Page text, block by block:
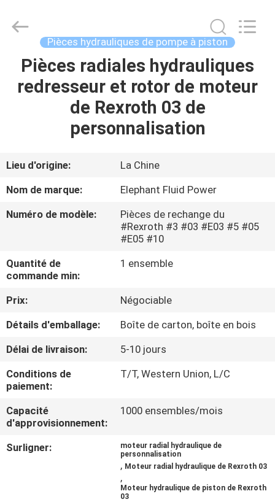
MAISON
PRODUITS
SUJET
DE
NOUS
D'USINE
CONTRÔLE
DE
QUALITÉ
CONTACTEZ-
NOUS
NOUVELLES
Elephant
Fluid
Reserved.
Pièces hydrauliques de pompe à piston
Pièces radiales hydrauliques
redresseur et rotor de moteur
de Rexroth 03 de
personnalisation
Lieu d'origine:
La Chine
Nom de marque:
Elephant Fluid Power
Numéro de modèle:
Pièces de rechange du
#Rexroth #3 #03 #E03 #5 #05
#E05 #10
Quantité de
commande min:
1 ensemble
Prix:
Négociable
Détails d'emballage:
Boîte de carton, boîte en bois
Délai de livraison:
5-10 jours
Conditions de
paiement:
T/T, Western Union, L/C
Capacité
d'approvisionnement:
1000 ensembles/mois
Surligner:
moteur radial hydraulique de
personnalisation
, Moteur radial hydraulique de Rexroth 03
,
Moteur hydraulique de piston de Rexroth
03